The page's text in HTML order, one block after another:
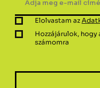
Elolvastam az
Hozzájárulok, hogy
számomra